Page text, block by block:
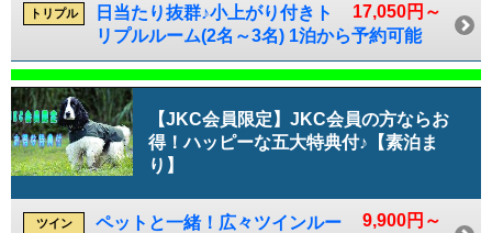
17,050円～
トリプル
日当たり抜群♪小上がり付きト
リプルルーム(2名～3名) 1泊から予約可能
【JKC会員限定】JKC会員の方ならお
得！ハッピーな五大特典付♪【素泊ま
り】
9,900円～
ツイン
ペットと一緒！広々ツインルー